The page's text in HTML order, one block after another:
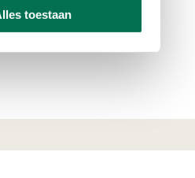
toestaan